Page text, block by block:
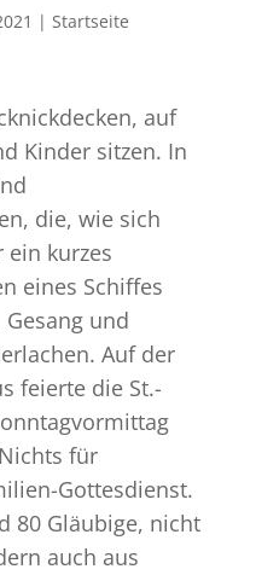
| Startseite
auf
Kinder sitzen. In
die, wie sich
ein kurzes
eines Schiffes
und
Auf der
feierte die St.-
für
Gottesdienst.
80 Gläubige, nicht
auch aus